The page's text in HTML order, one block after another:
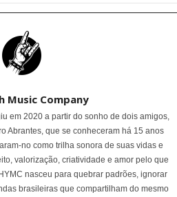
Music Company
em 2020 a partir do sonho de dois amigos,
Abrantes, que se conheceram há 15 anos
no como trilha sonora de suas vidas e
valorização, criatividade e amor pelo que
nasceu para quebrar padrões, ignorar
brasileiras que compartilham do mesmo